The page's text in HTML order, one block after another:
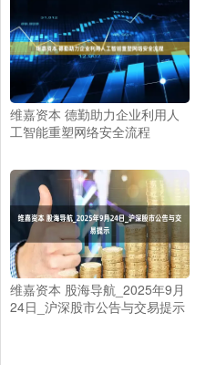
维嘉资本 德勤助力企业利用人
工智能重塑网络安全流程
维嘉资本 股海导航_2025年9月
24日_沪深股市公告与交易提示